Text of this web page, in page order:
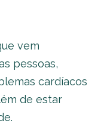
vem
pessoas,
cardíacos
de estar